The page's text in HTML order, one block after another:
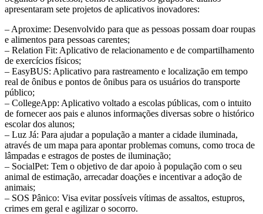
apresentaram sete projetos de aplicativos inovadores:
– Aproxime: Desenvolvido para que as pessoas possam doar roupas
e alimentos para pessoas carentes;
– Relation Fit: Aplicativo de relacionamento e de compartilhamento
de exercícios físicos;
– EasyBUS: Aplicativo para rastreamento e localização em tempo
real de ônibus e pontos de ônibus para os usuários do transporte
público;
– CollegeApp: Aplicativo voltado a escolas públicas, com o intuito
de fornecer aos pais e alunos informações diversas sobre o histórico
escolar dos alunos;
– Luz Já: Para ajudar a população a manter a cidade iluminada,
através de um mapa para apontar problemas comuns, como troca de
lâmpadas e estragos de postes de iluminação;
– SocialPet: Tem o objetivo de dar apoio à população com o seu
animal de estimação, arrecadar doações e incentivar a adoção de
animais;
– SOS Pânico: Visa evitar possíveis vítimas de assaltos, estupros,
crimes em geral e agilizar o socorro.